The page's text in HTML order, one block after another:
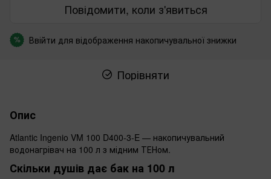
Повідомити, коли з'явиться
% Ввійти для відображення накопичувальної знижки
Порівняти
Опис
Atlantic Ingenio VM 100 D400-3-E — накопичувальний
водонагрівач на 100 л з мідним ТЕНом.
Скільки душів дає бак на 100 л